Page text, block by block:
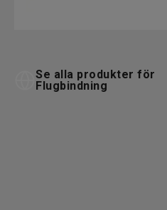
Se alla produkter för
Flugbindning